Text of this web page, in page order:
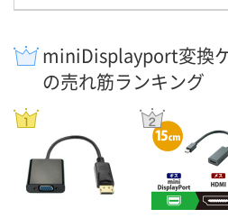
miniDisplayport変換
の売れ筋ランキング